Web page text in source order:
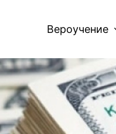
Вероучение